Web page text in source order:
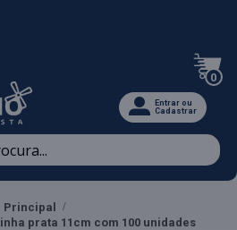
0
Entrar ou
Cadastrar
Principal
prata 11cm com 100 unidades